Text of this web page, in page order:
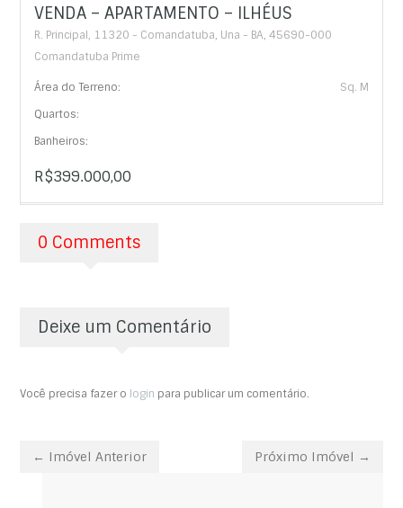
VENDA – APARTAMENTO – ILHÉUS
R. Principal, 11320 - Comandatuba, Una - BA, 45690-000
Comandatuba Prime
Área do Terreno:
Sq. M
Quartos:
Banheiros:
R$399.000,00
0 Comments
Deixe um Comentário
Você precisa fazer o login para publicar um comentário.
← Imóvel Anterior Próximo Imóvel →